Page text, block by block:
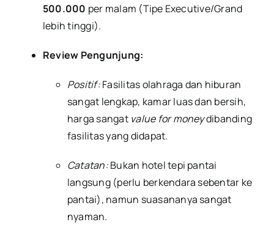
500.000 per malam (Tipe Executive/Grand
lebih tinggi).
Review Pengunjung:
Positif:Fasilitas olahraga dan hiburan
sangat lengkap, kamar luas dan bersih,
harga sangat value for moneydibanding
fasilitas yang didapat.
Catatan:Bukan hotel tepi pantai
langsung (perlu berkendara sebentar ke
pantai), namun suasananya sangat
nyaman.